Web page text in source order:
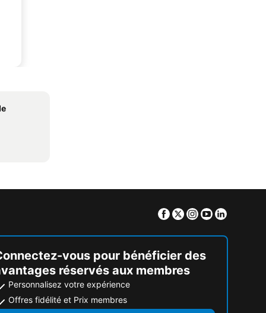
Facebook
TwitterInstagram
Youtube
vous pour bénéficier des
réservés aux membres
Personnalisez votre expérience
Offres fidélité et Prix membres